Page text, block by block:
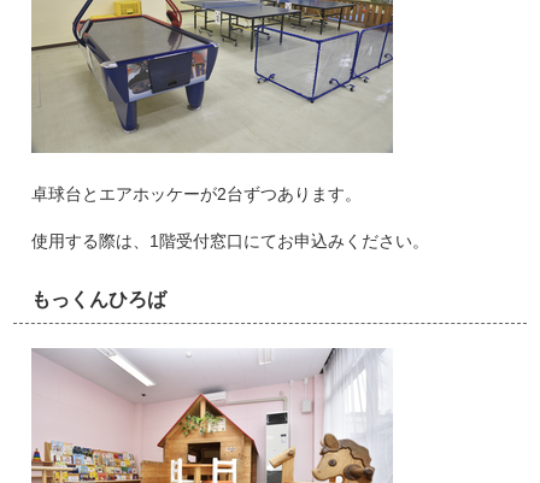
卓球台とエアホッケーが2台ずつあります。
使用する際は、1階受付窓口にてお申込みください。
もっくんひろば